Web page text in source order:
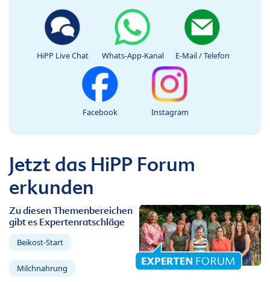
HiPP Live Chat Whats-App-Kanal E-Mail / Telefon
Facebook Instagram
Jetzt das HiPP Forum
erkunden
Zu diesen Themenbereichen
gibt es Expertenratschläge
Beikost-Start
Milchnahrung